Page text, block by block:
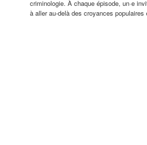
criminologie. À chaque épisode, un·e
à aller au-delà des croyances